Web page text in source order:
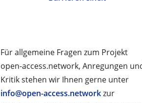
Für allgemeine Fragen zum Projekt
open-access.network, Anregungen
Kritik stehen wir Ihnen gerne unter
info@open-access.networkzur